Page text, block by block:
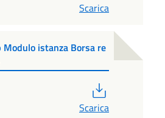
Scarica
Modulo istanza Borsa re
Scarica